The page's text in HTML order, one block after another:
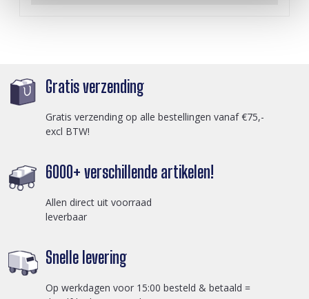
Gratis verzending
Gratis verzending op alle bestellingen vanaf €75,-
excl BTW!
6000+ verschillende artikelen!
Allen direct uit voorraad
leverbaar
Snelle levering
Op werkdagen voor 15:00 besteld & betaald =